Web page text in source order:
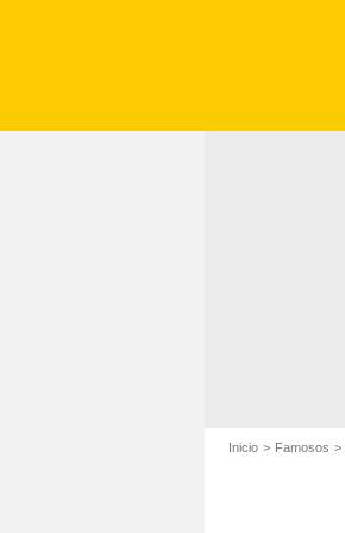
Inicio Famosos